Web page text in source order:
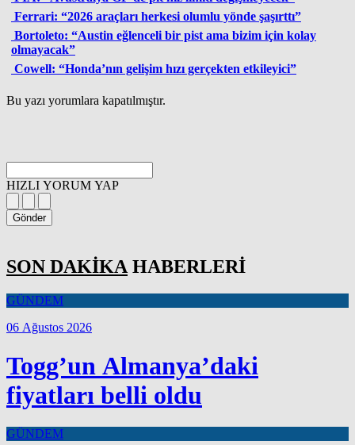
Ferrari: “2026 araçları herkesi olumlu yönde şaşırttı”
Bortoleto: “Austin eğlenceli bir pist ama bizim için kolay
olmayacak”
Cowell: “Honda’nın gelişim hızı gerçekten etkileyici”
Bu yazı yorumlara kapatılmıştır.
HIZLI YORUM YAP
Gönder
SON DAKİKA HABERLERİ
GÜNDEM
06 Ağustos 2026
Togg’un Almanya’daki
fiyatları belli oldu
GÜNDEM